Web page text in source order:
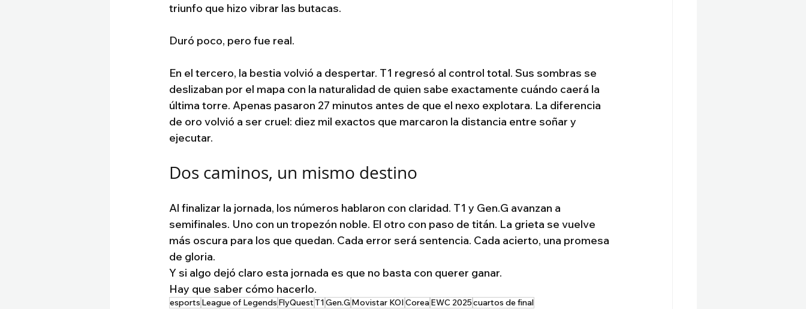
triunfo que hizo vibrar las butacas.
Duró poco, pero fue real.
En el tercero, la bestia volvió a despertar. T1 regresó al control total. Sus sombras se
deslizaban por el mapa con la naturalidad de quien sabe exactamente cuándo caerá la
última torre. Apenas pasaron 27 minutos antes de que el nexo explotara. La diferencia
de oro volvió a ser cruel: diez mil exactos que marcaron la distancia entre soñar y
ejecutar.
Dos caminos, un mismo destino
Al finalizar la jornada, los números hablaron con claridad. T1 y Gen.G avanzan a
semifinales. Uno con un tropezón noble. El otro con paso de titán. La grieta se vuelve
más oscura para los que quedan. Cada error será sentencia. Cada acierto, una promesa
de gloria.
Y si algo dejó claro esta jornada es que no basta con querer ganar.
Hay que saber cómo hacerlo.
esports League of Legends FlyQuestT1Gen.GMovistar KOICoreaEWC 2025cuartos de final